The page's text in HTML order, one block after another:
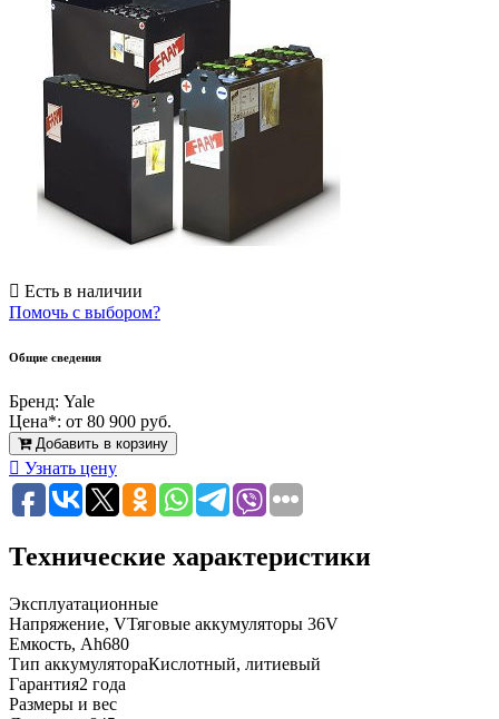
Есть в наличии
Помочь с выбором?
Общие сведения
Бренд: Yale
Цена*: от 80 900 руб.
Добавить в корзину
Узнать цену
Технические характеристики
Эксплуатационные
Напряжение, VТяговые аккумуляторы 36V
Емкость, Ah680
Тип аккумулятораКислотный, литиевый
Гарантия2 года
Размеры и вес